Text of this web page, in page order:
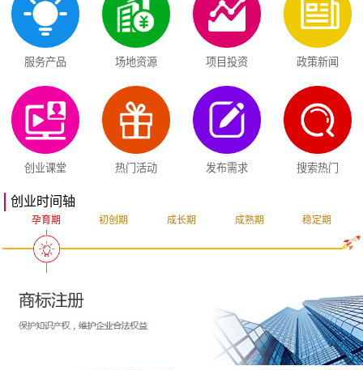
服务产品 场地资源 项目投资 政策新闻
创业课堂 热门活动 发布需求 搜索热门
创业时间轴
孕育期 初创期 成长期 成熟期 稳定期